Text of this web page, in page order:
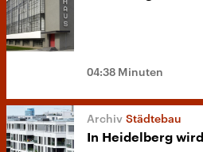
04:38 Minuten
Städtebau
In Heidelberg